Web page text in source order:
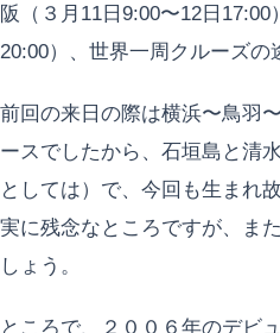
阪（３月11日9:00〜12日
20:00）、世界一周クルーズの
前回の来日の際は横浜〜鳥羽
ースでしたから、石垣島と清
としては）で、今回も生まれ
実に残念なところですが、ま
しょう。
ところで、２００６年のデビ